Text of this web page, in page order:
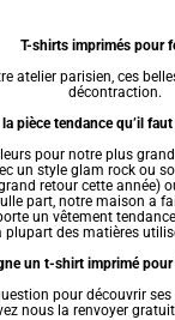
T-shirts imprimés pour
parisien, ces
décontraction.
pièce tendance qu’il
pour notre plus
un style glam rock
retour cette
part, notre maison a
un vêtement
des matières
un t-shirt imprimé
pour découvrir
nous la renvoyer